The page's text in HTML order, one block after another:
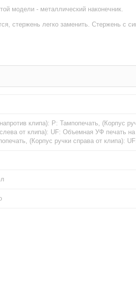
модели - металлический наконечник.
стержень легко заменить. Стержень с
клипа): Р: Тампопечать, (Корпус
от клипа): UF: Объемная УФ печать
(Корпус ручки справа от клипа):